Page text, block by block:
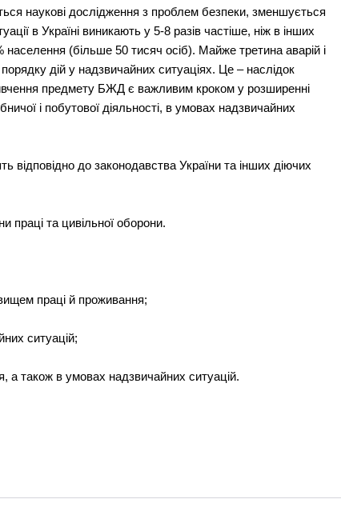
наукові дослідження з проблем безпеки, зменшується
в Україні виникають у 5-8 разів частіше, ніж в інших
населення (більше 50 тисяч осіб). Майже третина аварій і
дій у надзвичайних ситуаціях. Це – наслідок
предмету БЖД є важливим кроком у розширенні
і побутової діяльності, в умовах надзвичайних
відповідно до законодавства України та інших діючих
праці та цивільної оборони.
праці й проживання;
ситуацій;
а також в умовах надзвичайних ситуацій.